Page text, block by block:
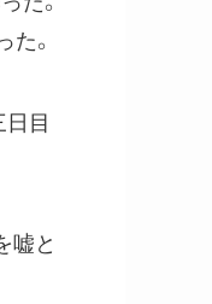
。
目
嘘と